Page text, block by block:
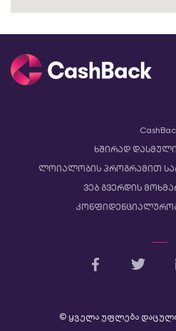
ხშირად
ლოიალობის პროგრამით
ვებ გვერდის
© ყველა უფლება